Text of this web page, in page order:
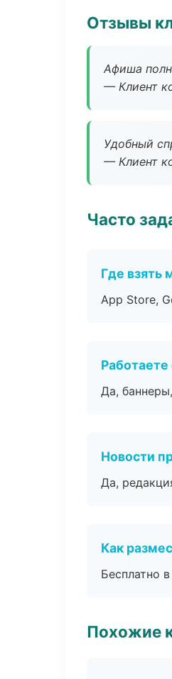
Отзывы
Афиша
— Клиент
Удобный
— Клиент
Часто
Где взять
App Store,
Да,
Новости
Да,
Как
Бесплатно
Похожие